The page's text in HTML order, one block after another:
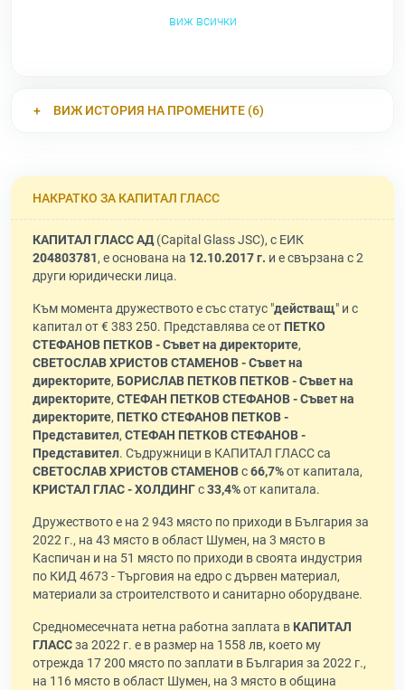
виж всички
ВИЖ ИСТОРИЯ НА ПРОМЕНИТЕ (6)
НАКРАТКО ЗА КАПИТАЛ ГЛАСС
КАПИТАЛ ГЛАСС АД(Capital Glass JSC), с ЕИК
204803781, е основана на 12.10.2017 г. и е свързана с 2
други юридически лица.
Към момента дружеството е със статус "действащ" и с
капитал от € 383 250. Представлява се от ПЕТКО
СТЕФАНОВ ПЕТКОВ - Съвет на директорите,
СВЕТОСЛАВ ХРИСТОВ СТАМЕНОВ - Съвет на
директорите, БОРИСЛАВ ПЕТКОВ ПЕТКОВ - Съвет на
директорите, СТЕФАН ПЕТКОВ СТЕФАНОВ - Съвет на
директорите, ПЕТКО СТЕФАНОВ ПЕТКОВ -
Представител, СТЕФАН ПЕТКОВ СТЕФАНОВ -
Представител. Съдружници в КАПИТАЛ ГЛАСС са
СВЕТОСЛАВ ХРИСТОВ СТАМЕНОВс66,7%от капитала,
КРИСТАЛ ГЛАС - ХОЛДИНГс33,4%от капитала.
Дружеството е на 2 943 място по приходи в България за
2022 г., на 43 място в област Шумен, на 3 място в
Каспичан и на 51 място по приходи в своята индустрия
по КИД 4673 - Търговия на едро с дървен материал,
материали за строителството и санитарно оборудване.
Средномесечната нетна работна заплата в КАПИТАЛ
ГЛАССза 2022 г. е в размер на 1558 лв, което му
отрежда 17 200 място по заплати в България за 2022 г.,
на 116 място в област Шумен, на 3 място в община